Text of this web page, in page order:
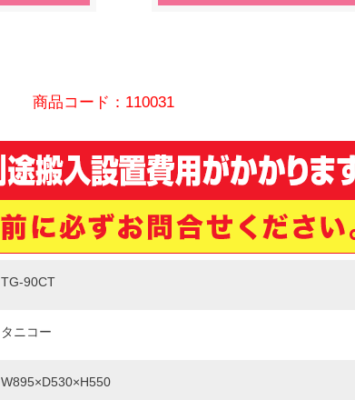
商品コード：110031
TG-90CT
タニコー
W895×D530×H550